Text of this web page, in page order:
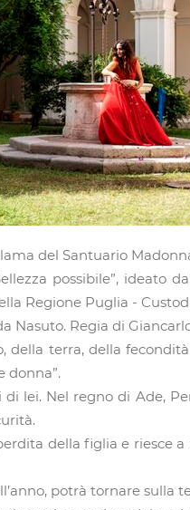
del Santuario
possibile”, ideato
Regione Puglia -
Nasuto. Regia di
terra, della
donna”.
lei. Nel regno di Ade,
della figlia e riesce
potrà tornare sulla